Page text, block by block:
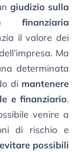
giudizio sulla
finanziaria
il valore dei
Ma
determinata
di mantenere
e finanziario.
venire a
di rischio e
evitare possibili